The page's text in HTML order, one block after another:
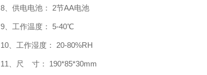
8、 供电电池： 2节AA电池
9、 工作温度： 5-40℃
10、 工作湿度： 20-80%RH
11、 尺 寸： 190*85*30mm